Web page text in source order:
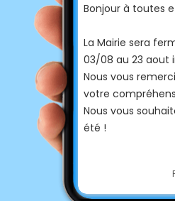
Bonjour à toutes
La Mairie sera
03/08 au 23 aout
Nous vous
votre
Nous vous
été !